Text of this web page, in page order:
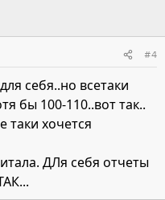
#4
себя..но всетаки
бы 100-110..вот так..
таки хочется
ДЛя себя отчеты